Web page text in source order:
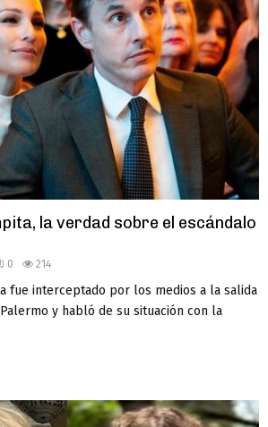
la verdad sobre el escándalo
0 214
fue interceptado por los medios a la salida
y habló de su situación con la